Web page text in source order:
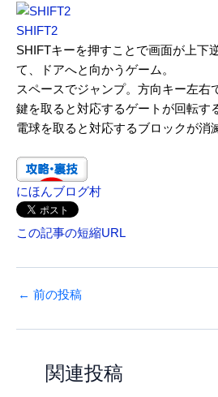
SHIFT2
SHIFTキーを押すことで画面が上下
て、ドアへと向かうゲーム。
スペースでジャンプ。方向キー左右
鍵を取ると対応するゲートが回転す
電球を取ると対応するブロックが消
にほんブログ村
この記事の短縮URL
← 前の投稿
関連投稿